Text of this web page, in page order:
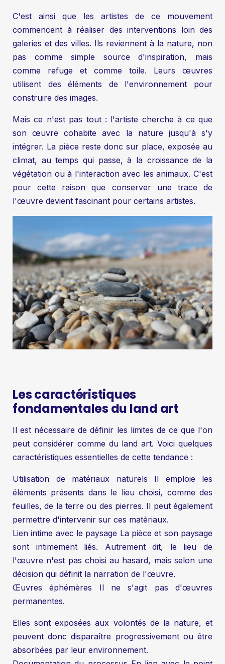
C'est ainsi que les artistes de ce mouvement
commencent à réaliser des interventions loin des
galeries et des villes. Ils reviennent à la nature, non
pas comme simple source d'inspiration, mais
comme refuge et comme toile. Leurs œuvres
utilisent des éléments de l'environnement pour
construire des images.
Mais ce n'est pas tout : l'artiste cherche à ce que
son œuvre cohabite avec la nature jusqu'à s'y
intégrer. La pièce reste donc sur place, exposée au
climat, au temps qui passe, à la croissance de la
végétation ou à l'interaction avec les animaux. C'est
pour cette raison que conserver une trace de
l'œuvre devient fascinant pour certains artistes.
Les caractéristiques
fondamentales du land art
Il est nécessaire de définir les limites de ce que l'on
peut considérer comme du land art. Voici quelques
caractéristiques essentielles de cette tendance :
Utilisation de matériaux naturels Il emploie les
éléments présents dans le lieu choisi, comme des
feuilles, de la terre ou des pierres. Il peut également
permettre d'intervenir sur ces matériaux.
Lien intime avec le paysage La pièce et son paysage
sont intimement liés. Autrement dit, le lieu de
l'œuvre n'est pas choisi au hasard, mais selon une
décision qui définit la narration de l'œuvre.
Œuvres éphémères Il ne s'agit pas d'œuvres
permanentes.
Elles sont exposées aux volontés de la nature, et
peuvent donc disparaître progressivement ou être
absorbées par leur environnement.